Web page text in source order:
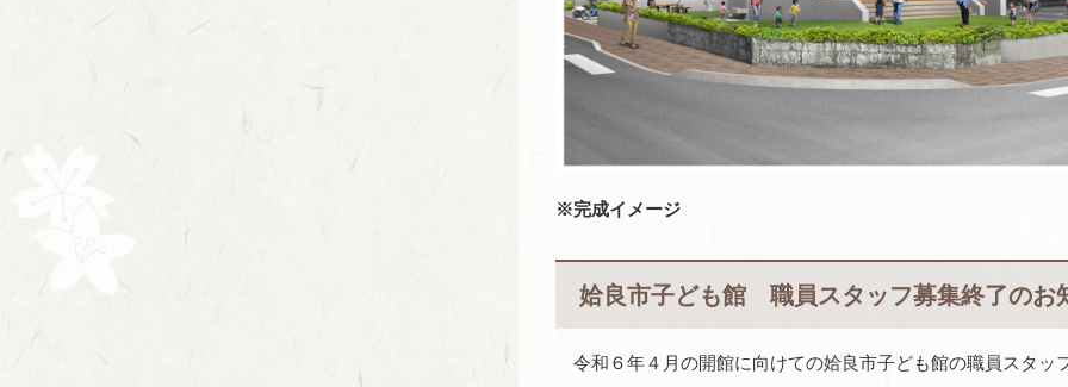
※完成イメージ
姶良市子ども館 職員スタッフ募集終了のお
令和６年４月の開館に向けての姶良市子ども館の職員スタッ